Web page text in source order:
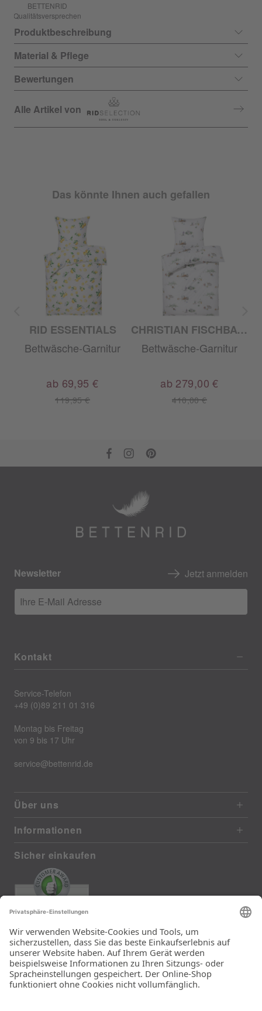
BETTENRID
Qualitätsversprechen
Produktbeschreibung
Material & Pflege
Bewertungen
Alle Artikel von
Das könnte Ihnen auch gefallen
RID ESSENTIALS
Bettwäsche-Garnitur
119,95 €
ab 69,95 €
CHRISTIAN FISCHBACHER
Bettwäsche-Garnitur
410,00 €
ab 279,00 €
Newsletter Jetzt anmelden
Ihre E-Mail Adresse
Kontakt
Service-Telefon
+49 (0)89 211 01 316
Montag bis Freitag
von 9 bis 17 Uhr
service@bettenrid.de
Über uns
Informationen
Sicher einkaufen
385 reviews from real customers
(last 12 months)
Total: 11283
Die Auswahl und die
Einfachheit der
Bestellung.